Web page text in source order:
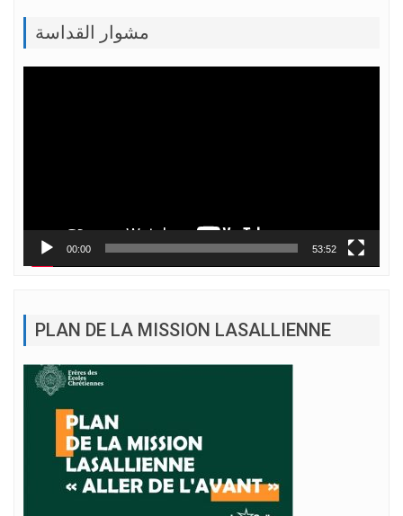
مشوار القداسة
00:00 53:52
PLAN DE LA MISSION LASALLIENNE